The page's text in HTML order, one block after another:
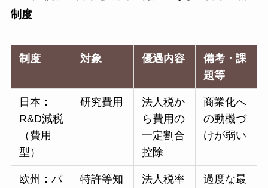
制度
制度 対象 優遇内容
備考・課
題等
日本：
R&D減税
（費用
型）
研究費用
法人税か
ら費用の
一定割合
控除
商業化へ
の動機づ
けが弱い
欧州：パ
特許等知
法人税率
過度な最